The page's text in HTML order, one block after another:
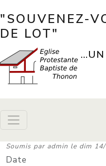
"SOUVENEZ-
DE LOT"
Soumis par admin le dim
Date